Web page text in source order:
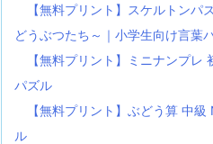
【無料プリント】スケルトン
どうぶつたち～｜小学生向け言葉
【無料プリント】ミニナンプ
パズル
【無料プリント】ぶどう算 中
ル